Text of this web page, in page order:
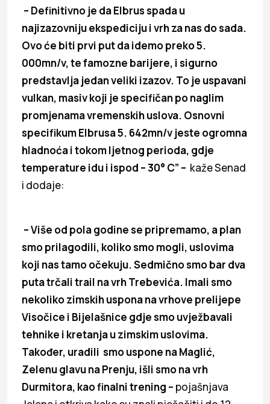
– Definitivno je da Elbrus spada u
najizazovniju ekspediciju i vrh za nas do sada.
Ovo će biti prvi put da idemo preko 5.
000mn/v, te famozne barijere, i sigurno
predstavlja jedan veliki izazov. To je uspavani
vulkan, masiv koji je specifičan po naglim
promjenama vremenskih uslova. Osnovni
specifikum Elbrusa 5. 642mn/v jeste ogromna
hladnoća i tokom ljetnog perioda, gdje
temperature idu i ispod – 30° C” – kaže Senad
i dodaje:
– Više od pola godine se pripremamo, a plan
smo prilagodili, koliko smo mogli, uslovima
koji nas tamo očekuju. Sedmično smo bar dva
puta trčali trail na vrh Trebevića. Imali smo
nekoliko zimskih uspona na vrhove prelijepe
Visočice i Bijelašnice gdje smo uvježbavali
tehnike i kretanja u zimskim uslovima.
Također, uradili smo uspone na Maglić,
Zelenu glavu na Prenju, išli smo na vrh
Durmitora, kao finalni trening – pojašnjava